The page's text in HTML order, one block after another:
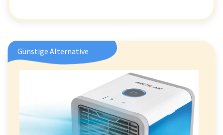
Günstige Alternative